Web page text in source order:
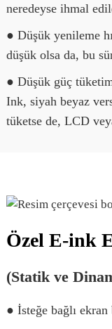
neredeyse ihmal
● Düşük yenileme
düşük olsa da, bu
● Düşük güç
Ink, siyah beyaz
tüketse de, LCD
Özel E-ink
(Statik ve
● İsteğe bağlı